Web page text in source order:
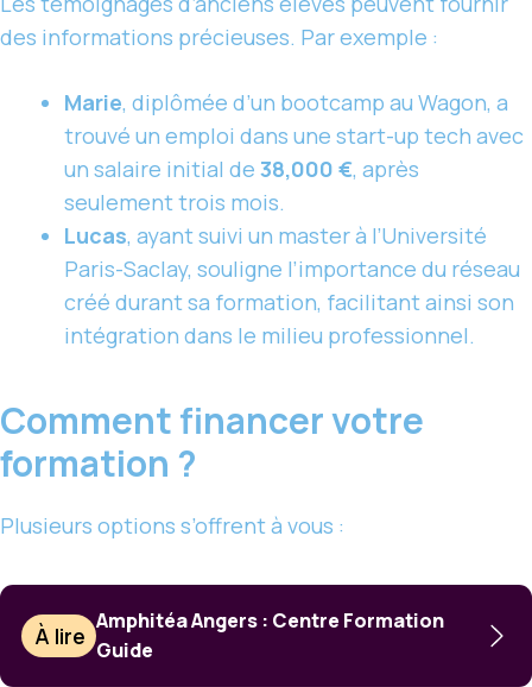
des informations précieuses. Par exemple :
Marie, diplômée d’un bootcamp au Wagon, a
trouvé un emploi dans une start-up tech avec
un salaire initial de 38,000 €, après
seulement trois mois.
Lucas, ayant suivi un master à l’Université
Paris-Saclay, souligne l’importance du réseau
créé durant sa formation, facilitant ainsi son
intégration dans le milieu professionnel.
Comment financer votre
formation ?
Plusieurs options s’offrent à vous :
À lire
Amphitéa Angers : Centre Formation
Guide